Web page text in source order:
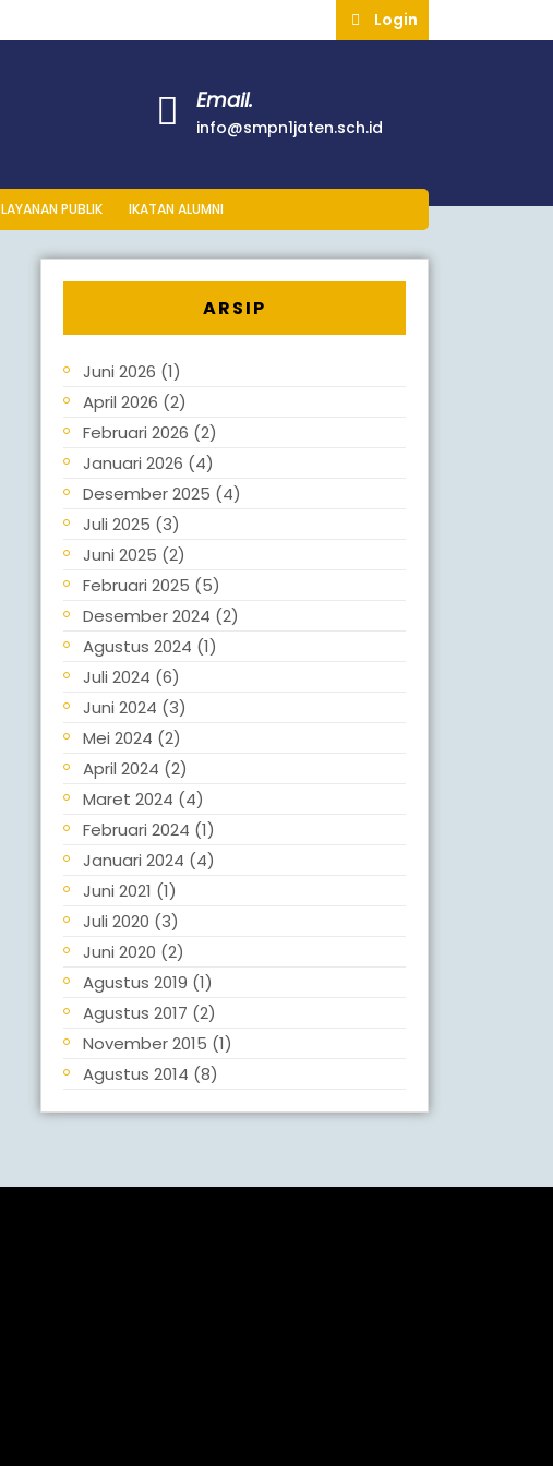
Login
Email.
info@smpn1jaten.sch.id
LAYANAN PUBLIK IKATAN ALUMNI
ARSIP
Juni 2026 (1)
April 2026 (2)
Februari 2026 (2)
Januari 2026 (4)
Desember 2025 (4)
Juli 2025 (3)
Juni 2025 (2)
Februari 2025 (5)
Desember 2024 (2)
Agustus 2024 (1)
Juli 2024 (6)
Juni 2024 (3)
Mei 2024 (2)
April 2024 (2)
Maret 2024 (4)
Februari 2024 (1)
Januari 2024 (4)
Juni 2021 (1)
Juli 2020 (3)
Juni 2020 (2)
Agustus 2019 (1)
Agustus 2017 (2)
November 2015 (1)
Agustus 2014 (8)